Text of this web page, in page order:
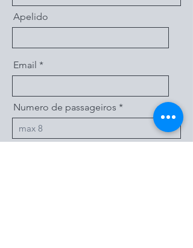
Apelido
Email
Numero de passageiros